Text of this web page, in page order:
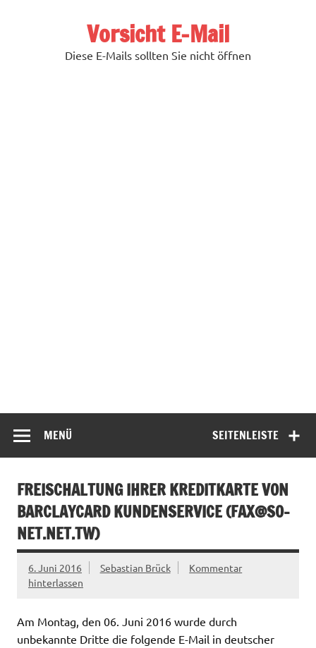
Vorsicht E-Mail
Diese E-Mails sollten Sie nicht öffnen
SEITENLEISTE
MENÜ
FREISCHALTUNG IHRER KREDITKARTE VON
BARCLAYCARD KUNDENSERVICE (FAX@SO-
NET.NET.TW)
6. Juni 2016 Sebastian Brück
Kommentar
hinterlassen
Am Montag, den 06. Juni 2016 wurde durch
unbekannte Dritte die folgende E-Mail in deutscher